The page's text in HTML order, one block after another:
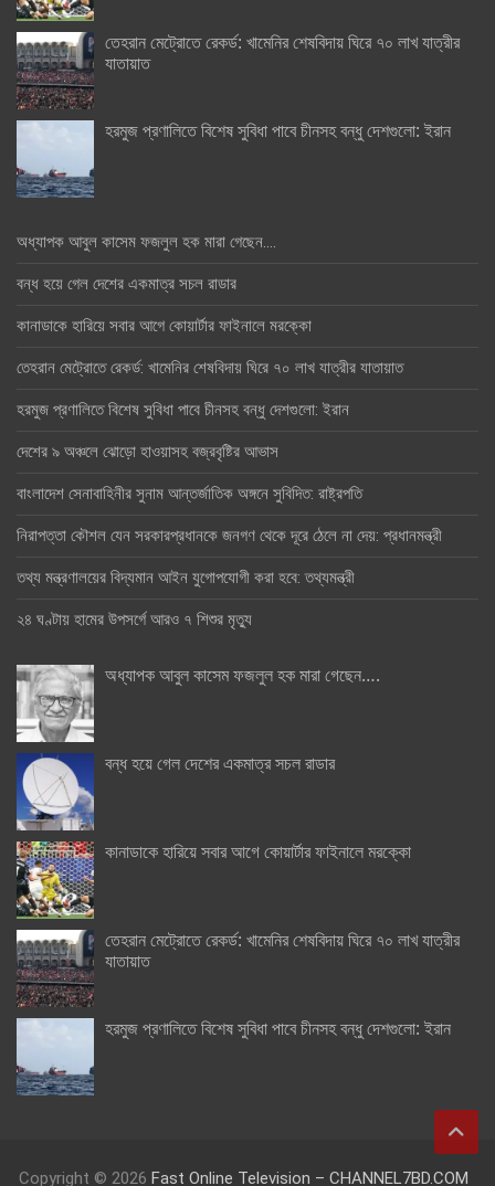
তেহরান মেট্রোতে রেকর্ড: খামেনির শেষবিদায় ঘিরে ৭০ লাখ যাত্রীর
যাতায়াত
হরমুজ প্রণালিতে বিশেষ সুবিধা পাবে চীনসহ বন্ধু দেশগুলো: ইরান
অধ্যাপক আবুল কাসেম ফজলুল হক মারা গেছেন….
বন্ধ হয়ে গেল দেশের একমাত্র সচল রাডার
কানাডাকে হারিয়ে সবার আগে কোয়ার্টার ফাইনালে মরক্কো
তেহরান মেট্রোতে রেকর্ড: খামেনির শেষবিদায় ঘিরে ৭০ লাখ যাত্রীর যাতায়াত
হরমুজ প্রণালিতে বিশেষ সুবিধা পাবে চীনসহ বন্ধু দেশগুলো: ইরান
দেশের ৯ অঞ্চলে ঝোড়ো হাওয়াসহ বজ্রবৃষ্টির আভাস
বাংলাদেশ সেনাবাহিনীর সুনাম আন্তর্জাতিক অঙ্গনে সুবিদিত: রাষ্ট্রপতি
নিরাপত্তা কৌশল যেন সরকারপ্রধানকে জনগণ থেকে দূরে ঠেলে না দেয়: প্রধানমন্ত্রী
তথ্য মন্ত্রণালয়ের বিদ্যমান আইন যুগোপযোগী করা হবে: তথ্যমন্ত্রী
২৪ ঘণ্টায় হামের উপসর্গে আরও ৭ শিশুর মৃত্যু
অধ্যাপক আবুল কাসেম ফজলুল হক মারা গেছেন….
বন্ধ হয়ে গেল দেশের একমাত্র সচল রাডার
কানাডাকে হারিয়ে সবার আগে কোয়ার্টার ফাইনালে মরক্কো
তেহরান মেট্রোতে রেকর্ড: খামেনির শেষবিদায় ঘিরে ৭০ লাখ যাত্রীর
যাতায়াত
হরমুজ প্রণালিতে বিশেষ সুবিধা পাবে চীনসহ বন্ধু দেশগুলো: ইরান
Copyright © 2026 Fast Online Television – CHANNEL7BD.COM